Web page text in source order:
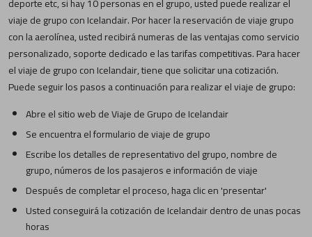
viaje de grupo con Icelandair. Por hacer la reservación de viaje grupo
con la aerolínea, usted recibirá numeras de las ventajas como servicio
personalizado, soporte dedicado e las tarifas competitivas. Para hacer
el viaje de grupo con Icelandair, tiene que solicitar una cotización.
Puede seguir los pasos a continuación para realizar el viaje de grupo:
Abre el sitio web de Viaje de Grupo de Icelandair
Se encuentra el formulario de viaje de grupo
Escribe los detalles de representativo del grupo, nombre de
grupo, números de los pasajeros e información de viaje
Después de completar el proceso, haga clic en 'presentar'
Usted conseguirá la cotización de Icelandair dentro de unas pocas
horas